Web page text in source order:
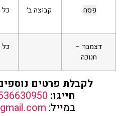
פסח קבוצה ב׳
דצמבר –
חנוכה
לקבלת פרטים
חייגו:
במייל: